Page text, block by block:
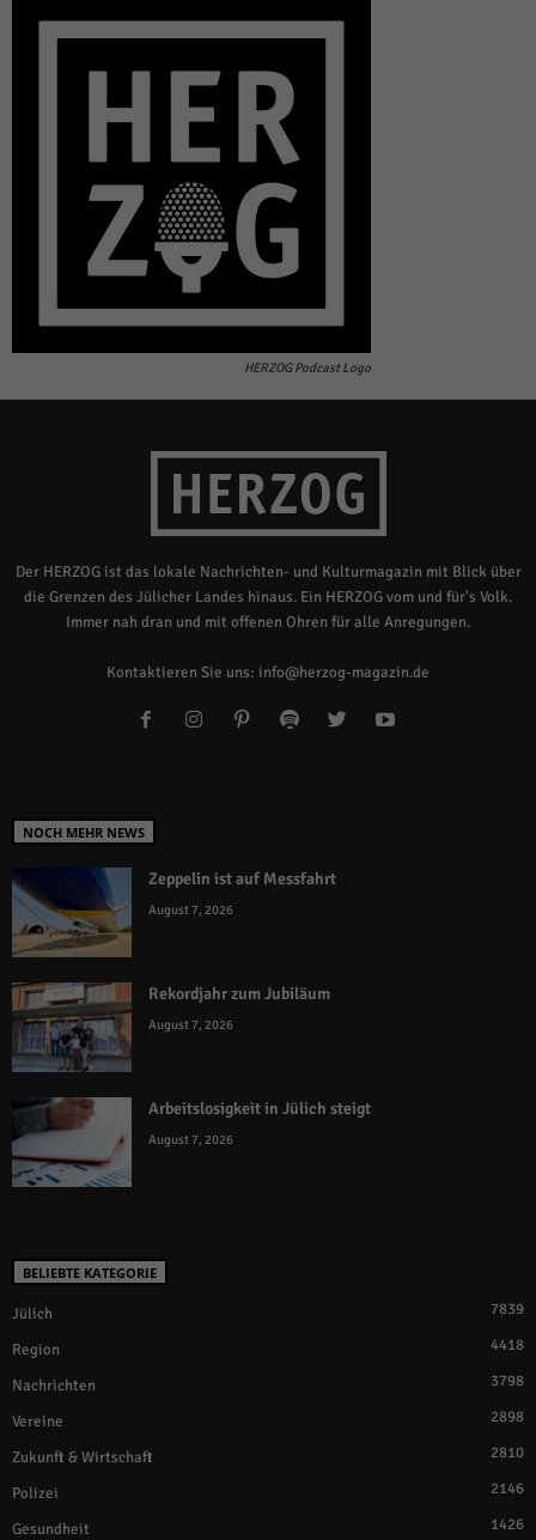
HERZOG Podcast Logo
Der HERZOG ist das lokale Nachrichten- und Kulturmagazin mit Blick über
die Grenzen des Jülicher Landes hinaus. Ein HERZOG vom und für's Volk.
Immer nah dran und mit offenen Ohren für alle Anregungen.
Kontaktieren Sie uns: info@herzog-magazin.de
NOCH MEHR NEWS
Zeppelin ist auf Messfahrt
August 7, 2026
Rekordjahr zum Jubiläum
August 7, 2026
Arbeitslosigkeit in Jülich steigt
August 7, 2026
BELIEBTE KATEGORIE
Jülich 7839
Region 4418
Nachrichten 3798
Vereine 2898
Zukunft & Wirtschaft 2810
Polizei 2146
Gesundheit 1426